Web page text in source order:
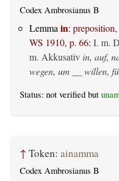
Codex Ambrosianus B
Lemmain:
WS 1910, p. 66: I. m.
m. Akkusativ in, auf,
wegen, um __ willen,
Status: not verified but
↑ Token: ainamma
Codex Ambrosianus B